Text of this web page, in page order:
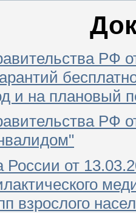
РФ
и на плановый
РФ
от
взрослого